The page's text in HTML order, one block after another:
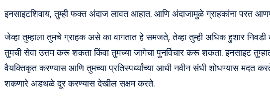
इनसाइटशिवाय, तुम्ही फक्त अंदाज लावत आहात. आणि अंदाजामुळे ग्राहकांना परत
जेव्हा तुम्हाला तुमचे ग्राहक असे का वागतात हे समजते, तेव्हा तुम्ही अधिक हुशार
तुमची सेवा उत्तम करू शकता किंवा तुमच्या जागेचा पुनर्विचार करू शकता. इनसाइट
वैयक्तिकृत करण्यास आणि तुमच्या प्रतिस्पर्ध्यांच्या आधी नवीन संधी शोधण्यास मदत
शकणारे अडथळे दूर करण्यास देखील सक्षम करते.